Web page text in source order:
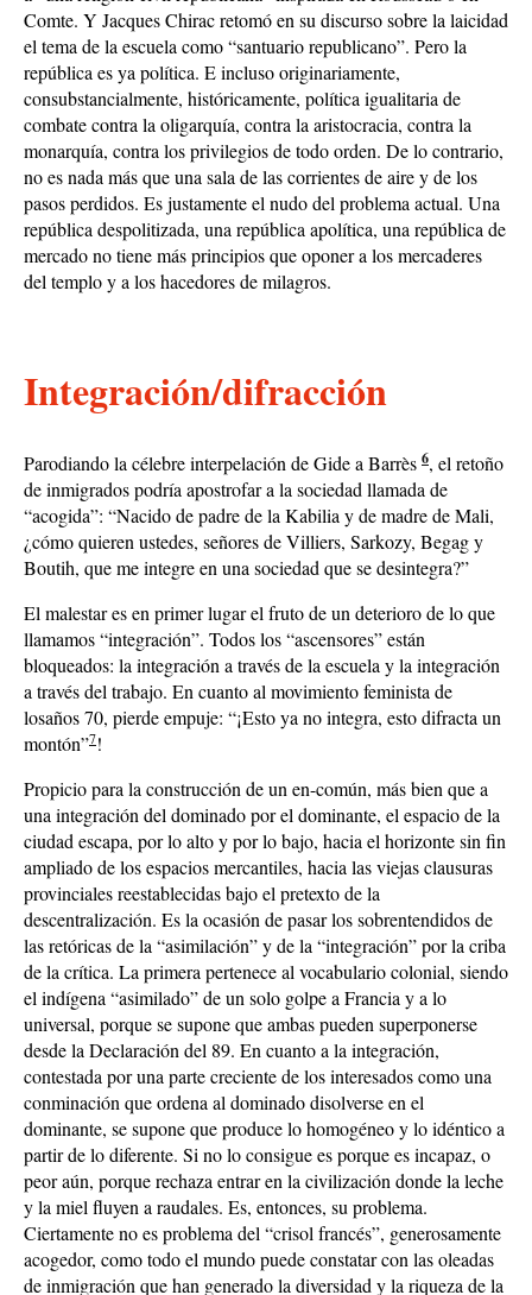
Comte. Y Jacques Chirac retomó en su discurso sobre la laicidad
el tema de la escuela como “santuario republicano”. Pero la
república es ya política. E incluso originariamente,
consubstancialmente, históricamente, política igualitaria de
combate contra la oligarquía, contra la aristocracia, contra la
monarquía, contra los privilegios de todo orden. De lo contrario,
no es nada más que una sala de las corrientes de aire y de los
pasos perdidos. Es justamente el nudo del problema actual. Una
república despolitizada, una república apolítica, una república de
mercado no tiene más principios que oponer a los mercaderes
del templo y a los hacedores de milagros.
Integración/difracción
Parodiando la célebre interpelación de Gide a Barrès 6, el retoño
de inmigrados podría apostrofar a la sociedad llamada de
“acogida”: “Nacido de padre de la Kabilia y de madre de Mali,
¿cómo quieren ustedes, señores de Villiers, Sarkozy, Begag y
Boutih, que me integre en una sociedad que se desintegra?”
El malestar es en primer lugar el fruto de un deterioro de lo que
llamamos “integración”. Todos los “ascensores” están
bloqueados: la integración a través de la escuela y la integración
a través del trabajo. En cuanto al movimiento feminista de
losaños 70, pierde empuje: “¡Esto ya no integra, esto difracta un
montón”7!
Propicio para la construcción de un en-común, más bien que a
una integración del dominado por el dominante, el espacio de la
ciudad escapa, por lo alto y por lo bajo, hacia el horizonte sin fin
ampliado de los espacios mercantiles, hacia las viejas clausuras
provinciales reestablecidas bajo el pretexto de la
descentralización. Es la ocasión de pasar los sobrentendidos de
las retóricas de la “asimilación” y de la “integración” por la criba
de la crítica. La primera pertenece al vocabulario colonial, siendo
el indígena “asimilado” de un solo golpe a Francia y a lo
universal, porque se supone que ambas pueden superponerse
desde la Declaración del 89. En cuanto a la integración,
contestada por una parte creciente de los interesados como una
conminación que ordena al dominado disolverse en el
dominante, se supone que produce lo homogéneo y lo idéntico a
partir de lo diferente. Si no lo consigue es porque es incapaz, o
peor aún, porque rechaza entrar en la civilización donde la leche
y la miel fluyen a raudales. Es, entonces, su problema.
Ciertamente no es problema del “crisol francés”, generosamente
acogedor, como todo el mundo puede constatar con las oleadas
de inmigración que han generado la diversidad y la riqueza de la